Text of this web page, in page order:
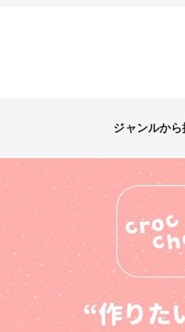
ジャンルから